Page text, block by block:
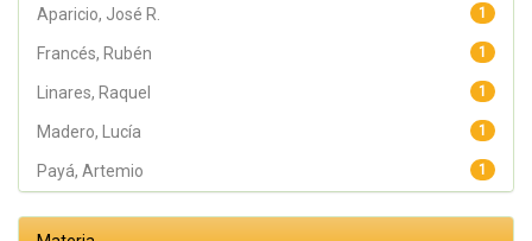
1
Aparicio, José R.
1
Francés, Rubén
1
Linares, Raquel
1
Madero, Lucía
1
Payá, Artemio